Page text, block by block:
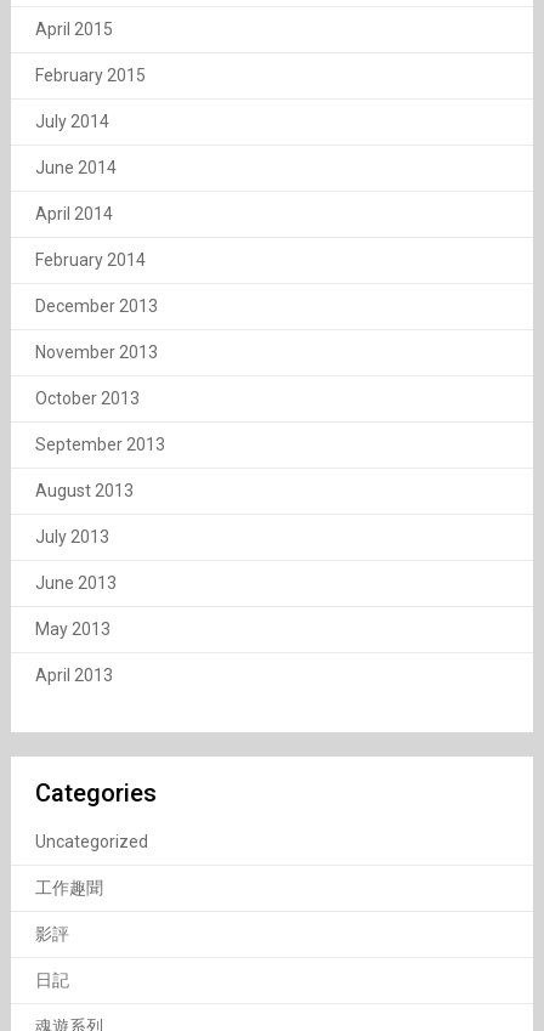
April 2015
February 2015
July 2014
June 2014
April 2014
February 2014
December 2013
November 2013
October 2013
September 2013
August 2013
July 2013
June 2013
May 2013
April 2013
Categories
Uncategorized
工作趣聞
影評
日記
魂遊系列